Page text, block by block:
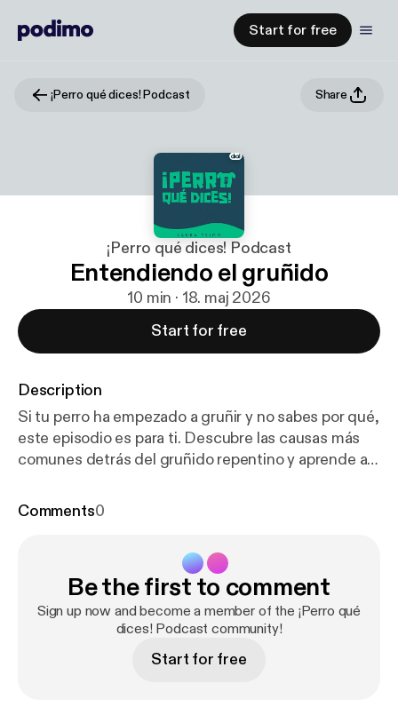
Start for free
¡Perro qué dices! Podcast Share
¡Perro qué dices! Podcast
Entendiendo el gruñido
10 min · 18. maj 2026
Start for free
Description
Si tu perro ha empezado a gruñir y no sabes por qué,
este episodio es para ti. Descubre las causas más
comunes detrás del gruñido repentino y aprende a
Porque no siempre es agresividad… a veces solo
Comments0
Be the first to comment
Sign up now and become a member of the ¡Perro qué
dices! Podcast community!
Start for free